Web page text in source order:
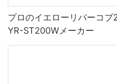
プロのイエローリバーコブ
YR-ST200Wメーカー